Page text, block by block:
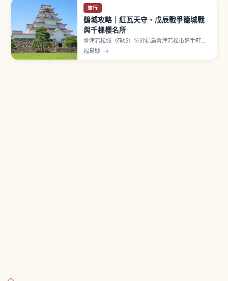
旅行
鶴城攻略｜紅瓦天守、戊辰戰爭籠城戰
與千棵櫻名所
會津若松城（鶴城）位於福島會津若松市追手町，
相傳1384年由葦名直盛以「東黑川館」之名築城，
福島縣 →